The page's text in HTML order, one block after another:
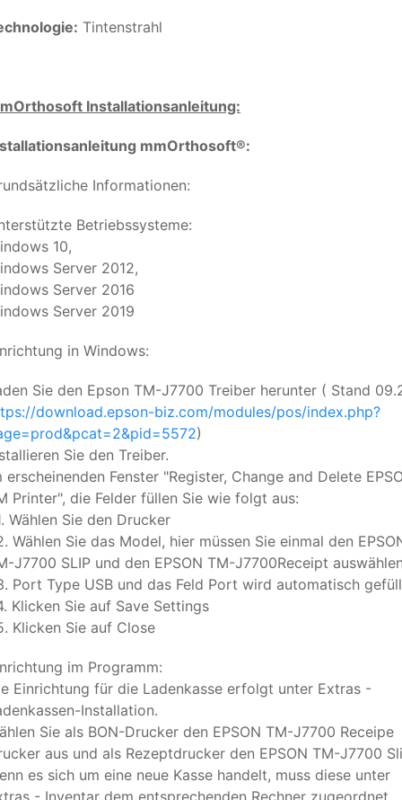
Tintenstrahl
Installationsanleitung:
mmOrthosoft®:
Informationen:
Betriebssysteme:
10,
Server 2012,
Server 2016
Server 2019
in Windows:
Sie den Epson TM-J7700 Treiber herunter ( Stand
download.epson-biz.com/modules/pos/index.php?
)
Sie den Treiber.
erscheinenden Fenster "Register, Change and Delete
Printer", die Felder füllen Sie wie folgt aus:
Wählen Sie den Drucker
Wählen Sie das Model, hier müssen Sie einmal den
J7700 SLIP und den EPSON TM-J7700Receipt
Port Type USB und das Feld Port wird automatisch
Klicken Sie auf Save Settings
Klicken Sie auf Close
im Programm:
Einrichtung für die Ladenkasse erfolgt unter Extras -
Installation.
Sie als BON-Drucker den EPSON TM-J7700 Receipe
aus und als Rezeptdrucker den EPSON TM-J7700
es sich um eine neue Kasse handelt, muss diese unter